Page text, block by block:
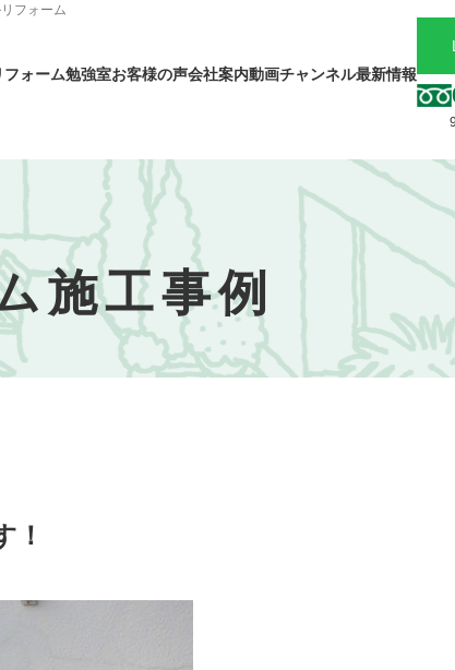
フォーム
フォーム勉強室お客様の声会社案内動画チャンネル最新情報
施工事例
！